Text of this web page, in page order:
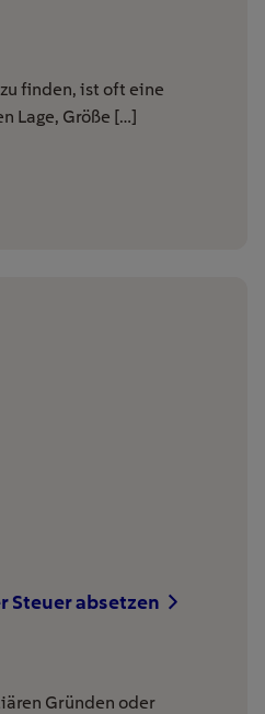
finden, ist oft eine
Lage, Größe […]
Steuer absetzen
Gründen oder